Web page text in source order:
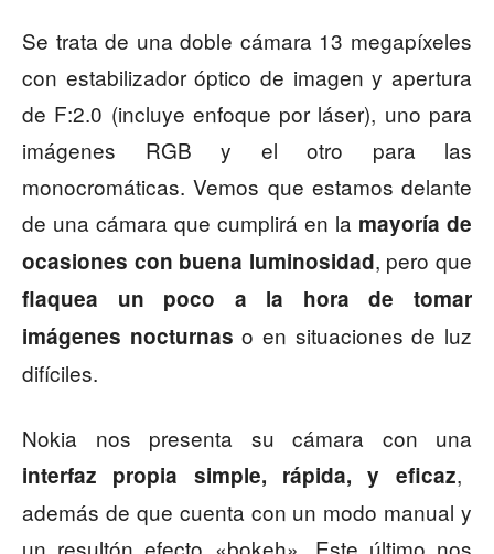
Se trata de una doble cámara 13 megapíxeles
con estabilizador óptico de imagen y apertura
de F:2.0 (incluye enfoque por láser), uno para
imágenes RGB y el otro para las
monocromáticas. Vemos que estamos delante
de una cámara que cumplirá en la mayoría de
ocasiones con buena luminosidad, pero que
flaquea un poco a la hora de tomar
imágenes nocturnas o en situaciones de luz
difíciles.
Nokia nos presenta su cámara con una
interfaz propia simple, rápida, y eficaz,
además de que cuenta con un modo manual y